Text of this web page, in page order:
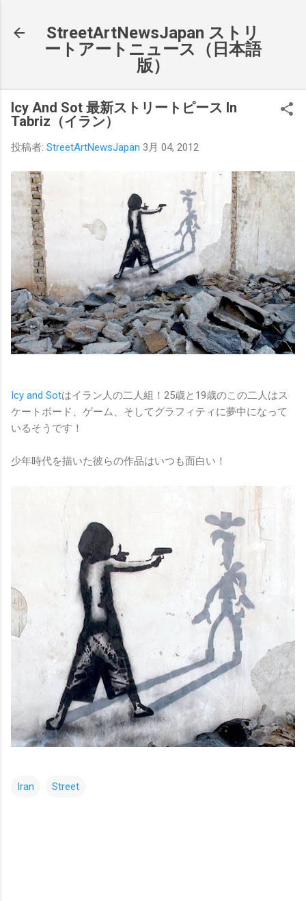
StreetArtNewsJapan ストリ
ートアートニュース（日本語
版）
Icy And Sot 最新ストリートピース In
Tabriz（イラン）
投稿者: StreetArtNewsJapan 3月 04, 2012
Icy and Sotはイラン人の二人組！25歳と19歳のこの二人はス
ケートボード、ゲーム、そしてグラフィティに夢中になって
いるそうです！
少年時代を描いた彼らの作品はいつも面白い！
Iran Street